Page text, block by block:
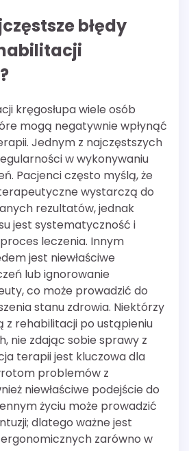
błędy
kręgosłupa wiele osób
mogą negatywnie wpłynąć
Jednym z najczęstszych
w wykonywaniu
Pacjenci często myślą, że
wystarczą do
rezultatów, jednak
jest systematyczność i
leczenia. Innym
jest niewłaściwe
lub ignorowanie
co może prowadzić do
stanu zdrowia. Niektórzy
z rehabilitacji po ustąpieniu
nie zdając sobie sprawy z
terapii jest kluczowa dla
problemów z
niewłaściwe podejście do
życiu może prowadzić
dlatego ważne jest
zarówno w